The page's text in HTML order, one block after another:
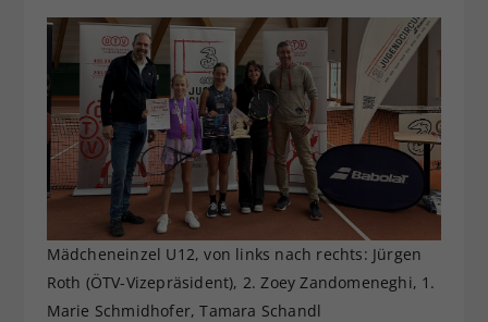
Mädcheneinzel U12, von links nach rechts: Jürgen
Roth (ÖTV-Vizepräsident), 2. Zoey Zandomeneghi, 1.
Marie Schmidhofer, Tamara Schandl